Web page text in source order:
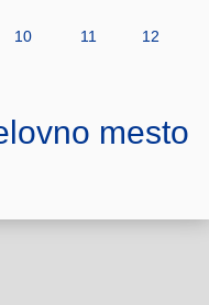
10 11 12
mesto